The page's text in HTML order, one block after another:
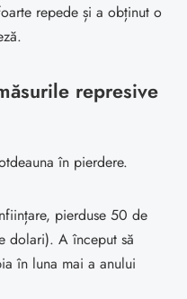
repede și a obținut o
represive
în pierdere.
pierduse 50 de
dolari). A început să
în luna mai a anului